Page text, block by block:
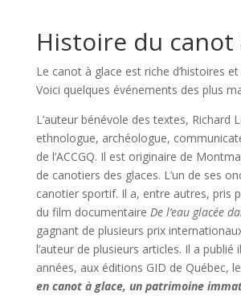
Histoire du canot
Le canot à glace est riche d’histoires et
Voici quelques événements des plus
L’auteur bénévole des textes, Richard
ethnologue, archéologue,
de l’ACCGQ. Il est originaire de
de canotiers des glaces. L’un de ses
canotier sportif. Il a, entre autres, pris
du film documentaire De l’eau glacée
gagnant de plusieurs prix
l’auteur de plusieurs articles. Il a publié
années, aux éditions GID de Québec,
en canot à glace, un patrimoine